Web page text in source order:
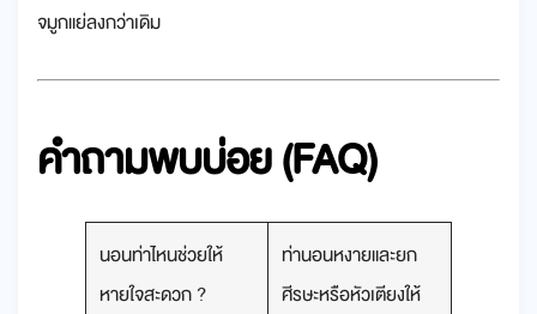
จมูกแย่ลงกว่าเดิม
คำถามพบบ่อย (FAQ)
นอนท่าไหนช่วยให้
หายใจสะดวก ?
ท่านอนหงายและยก
ศีรษะหรือหัวเตียงให้